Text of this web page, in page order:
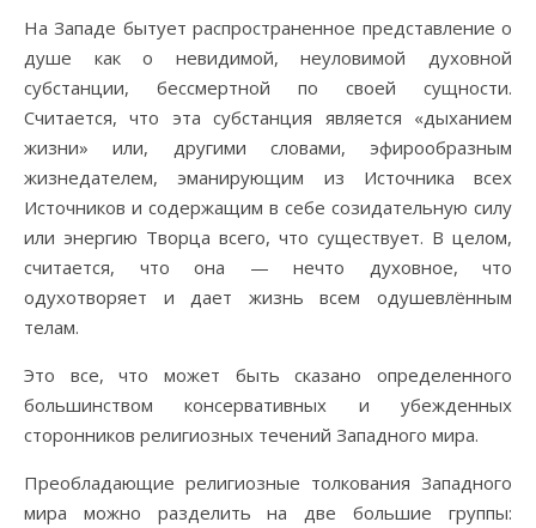
На Западе бытует распространенное представление о
душе как о невидимой, неуловимой духовной
субстанции, бессмертной по своей сущности.
Считается, что эта субстанция является «дыханием
жизни» или, другими словами, эфирообразным
жизнедателем, эманирующим из Источника всех
Источников и содержащим в себе созидательную силу
или энергию Творца всего, что существует. В целом,
считается, что она — нечто духовное, что
одухотворяет и дает жизнь всем одушевлённым
телам.
Это все, что может быть сказано определенного
большинством консервативных и убежденных
сторонников религиозных течений Западного мира.
Преобладающие религиозные толкования Западного
мира можно разделить на две большие группы: